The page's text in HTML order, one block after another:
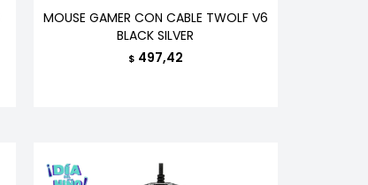
MOUSE GAMER CON CABLE TWOLF V6
BLACK SILVER
$ 497,42